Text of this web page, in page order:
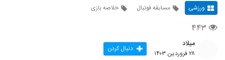
ورزشی مسابقه فوتبال خلاصه بازی
۴۴۳
میلاد
۲۸ فروردین ۱۴۰۳ دنبال کردن